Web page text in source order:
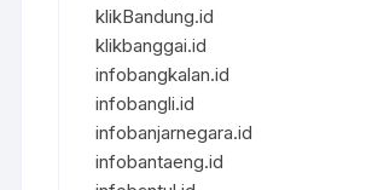
klikBandung.id
klikbanggai.id
infobangkalan.id
infobangli.id
infobanjarnegara.id
infobantaeng.id